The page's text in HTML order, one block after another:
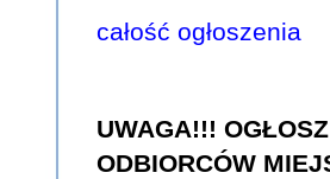
całość ogłoszenia
UWAGA!!!
ODBIORCÓW